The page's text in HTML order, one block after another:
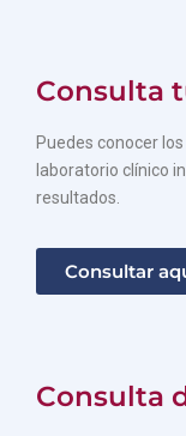
Consulta
Puedes conocer
laboratorio clínico
resultados.
Consultar
Consulta